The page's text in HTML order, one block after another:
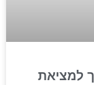
למציאת